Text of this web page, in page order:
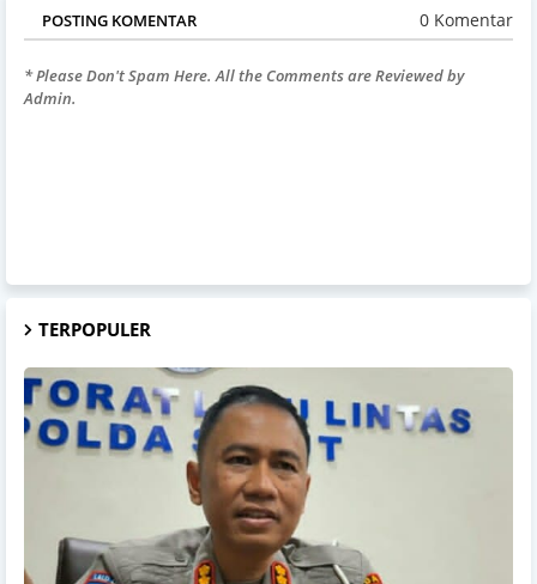
POSTING KOMENTAR 0 Komentar
* Please Don't Spam Here. All the Comments are Reviewed by
Admin.
TERPOPULER